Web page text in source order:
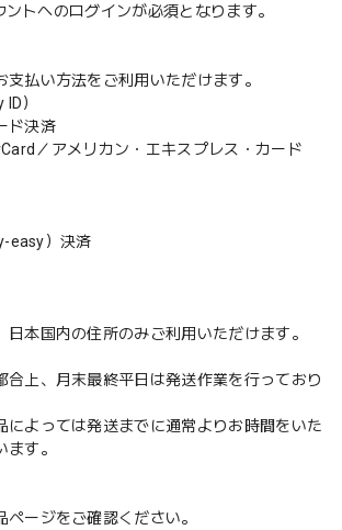
ントへのログインが必須となります。
支払い方法をご利用いただけます。
）
ド決済
／アメリカン・エキスプレス・カード
easy）決済
日本国内の住所のみご利用いただけます。
上、月末最終平日は発送作業を行っており
よっては発送までに通常よりお時間をいた
す。
ページをご確認ください。